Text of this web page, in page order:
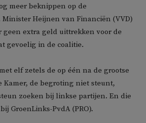
meer beknippen op de
Heijnen van Financiën (VVD)
geen extra geld uittrekken voor de
gevoelig in de coalitie.
elf zetels de op één na de grootse
Kamer, de begroting niet steunt,
zoeken bij linkse partijen. En die
GroenLinks-PvdA (PRO).